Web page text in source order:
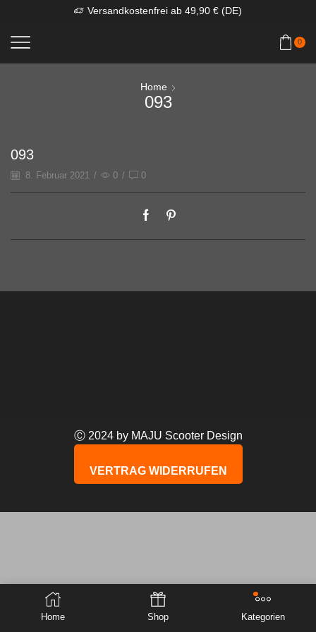
Versandkostenfrei ab 49,90 € (DE)
0
Home
093
093
8. Februar 2021 / 0 / 0
Ⓒ 2024 by MAJU Scooter Design
VERTRAG WIDERRUFEN
Home Shop Kategorien